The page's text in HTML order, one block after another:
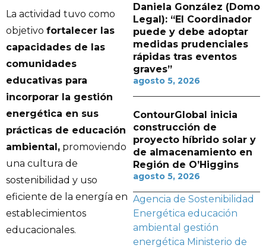
La actividad tuvo como
objetivo fortalecer las
capacidades de las
comunidades
educativas para
incorporar la gestión
energética en sus
prácticas de educación
ambiental, promoviendo
una cultura de
sostenibilidad y uso
eficiente de la energía en
establecimientos
educacionales.
Daniela González (Domo
Legal): “El Coordinador
puede y debe adoptar
medidas prudenciales
rápidas tras eventos
graves”
agosto 5, 2026
ContourGlobal inicia
construcción de
proyecto híbrido solar y
de almacenamiento en
Región de O’Higgins
agosto 5, 2026
Agencia de Sostenibilidad
Energética educación
ambiental gestión
energética Ministerio de